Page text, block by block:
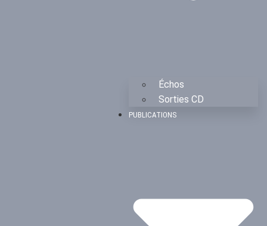
Échos
Sorties CD
PUBLICATIONS